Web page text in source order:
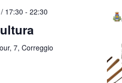
17:30 - 22:30
7, Correggio